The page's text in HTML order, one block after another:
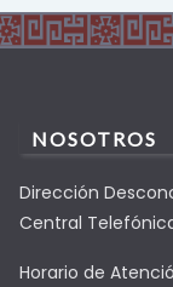
NOSOTROS
Dirección
Central
Horario de